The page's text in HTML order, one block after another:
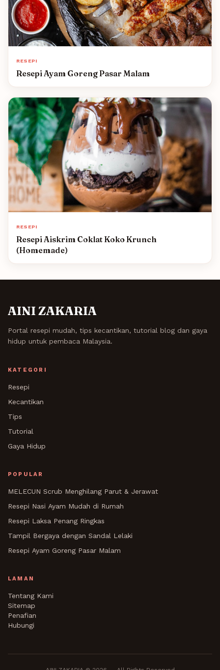
RESEPI
Resepi Ayam Goreng Pasar Malam
RESEPI
Resepi Aiskrim Coklat Koko Krunch
(Homemade)
AINI ZAKARIA
Portal resepi mudah, tips kecantikan, tutorial blog dan gaya
hidup untuk pembaca Malaysia.
KATEGORI
Resepi
Kecantikan
Tips
Tutorial
Gaya Hidup
POPULAR
MELECUN Scrub Menghilang Parut & Jerawat
Resepi Nasi Ayam Mudah di Rumah
Resepi Laksa Penang Ringkas
Tampil Bergaya dengan Sandal Lelaki
Resepi Ayam Goreng Pasar Malam
LAMAN
Tentang Kami
Sitemap
Penafian
Hubungi